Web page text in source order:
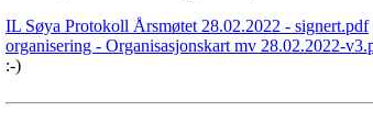
IL Søya Protokoll Årsmøtet 28.02.2022 - signert.pdf
organisering - Organisasjonskart mv 28.02.2022-
:-)